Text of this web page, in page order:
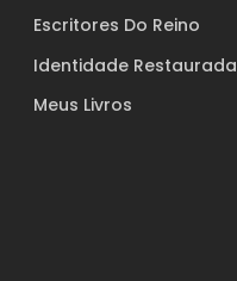
Escritores Do Reino
Identidade Restaurada
Meus Livros